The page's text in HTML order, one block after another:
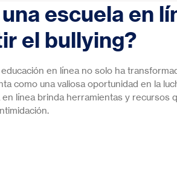
escuela en
el bullying?
5 estrellas.
educación en línea no solo ha
como una valiosa oportunidad en la
línea brinda herramientas y recursos